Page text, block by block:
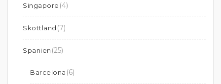
Singapore (4)
Skottland (7)
Spanien (25)
Barcelona (6)